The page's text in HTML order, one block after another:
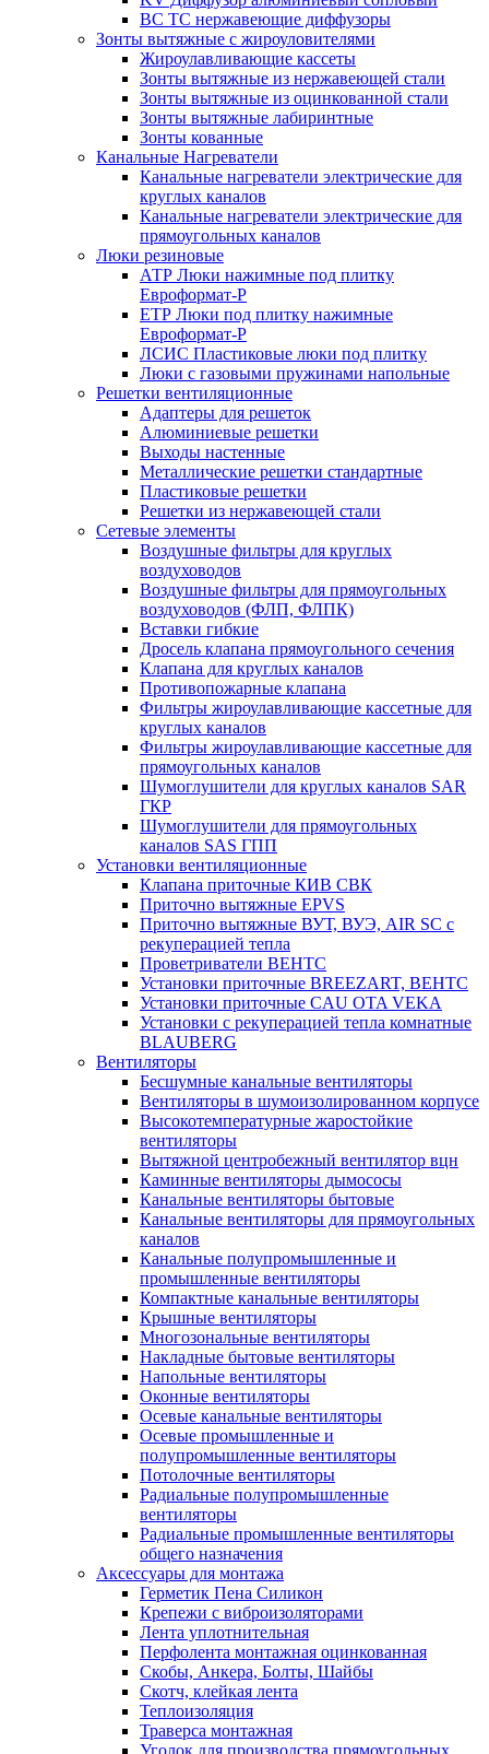
ВС ТС нержавеющие диффузоры
Зонты вытяжные с жироуловителями
Жироулавливающие кассеты
Зонты вытяжные из нержавеющей стали
Зонты вытяжные из оцинкованной стали
Зонты вытяжные лабиринтные
Зонты кованные
Канальные Нагреватели
Канальные нагреватели электрические для
круглых каналов
Канальные нагреватели электрические для
прямоугольных каналов
Люки резиновые
АТР Люки нажимные под плитку
Евроформат-Р
ЕТР Люки под плитку нажимные
Евроформат-Р
ЛСИС Пластиковые люки под плитку
Люки с газовыми пружинами напольные
Решетки вентиляционные
Адаптеры для решеток
Алюминиевые решетки
Выходы настенные
Металлические решетки стандартные
Пластиковые решетки
Решетки из нержавеющей стали
Сетевые элементы
Воздушные фильтры для круглых
воздуховодов
Воздушные фильтры для прямоугольных
воздуховодов (ФЛП, ФЛПК)
Вставки гибкие
Дросель клапана прямоугольного сечения
Клапана для круглых каналов
Противопожарные клапана
Фильтры жироулавливающие кассетные для
круглых каналов
Фильтры жироулавливающие кассетные для
прямоугольных каналов
Шумоглушители для круглых каналов SAR
ГКР
Шумоглушители для прямоугольных
каналов SAS ГПП
Установки вентиляционные
Клапана приточные КИВ СВК
Приточно вытяжные EPVS
Приточно вытяжные ВУТ, ВУЭ, AIR SC с
рекуперацией тепла
Проветриватели ВЕНТС
Установки приточные BREEZART, ВЕНТС
Установки приточные CAU OTA VEKA
Установки с рекуперацией тепла комнатные
BLAUBERG
Вентиляторы
Бесшумные канальные вентиляторы
Вентиляторы в шумоизолированном корпусе
Высокотемпературные жаростойкие
вентиляторы
Вытяжной центробежный вентилятор вцн
Каминные вентиляторы дымососы
Канальные вентиляторы бытовые
Канальные вентиляторы для прямоугольных
каналов
Канальные полупромышленные и
промышленные вентиляторы
Компактные канальные вентиляторы
Крышные вентиляторы
Многозональные вентиляторы
Накладные бытовые вентиляторы
Напольные вентиляторы
Оконные вентиляторы
Осевые канальные вентиляторы
Осевые промышленные и
полупромышленные вентиляторы
Потолочные вентиляторы
Радиальные полупромышленные
вентиляторы
Радиальные промышленные вентиляторы
общего назначения
Аксессуары для монтажа
Герметик Пена Силикон
Крепежи с виброизоляторами
Лента уплотнительная
Перфолента монтажная оцинкованная
Скобы, Анкера, Болты, Шайбы
Скотч, клейкая лента
Теплоизоляция
Траверса монтажная
Уголок для производства прямоугольных